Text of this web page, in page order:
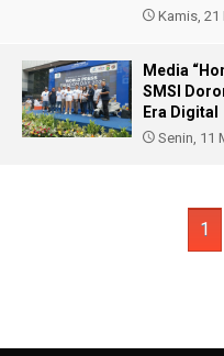
Kamis, 21
Media
SMSI
Era Digital
Senin, 11
1